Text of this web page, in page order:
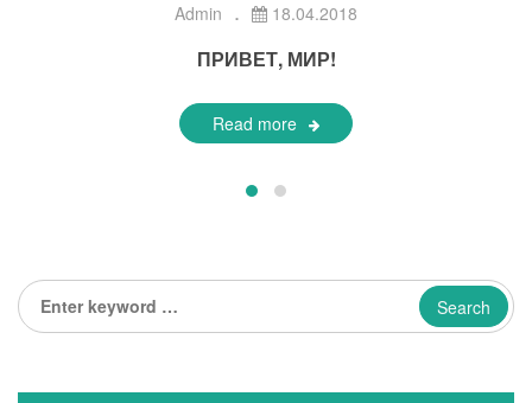
Admin 18.04.2018
ПРИВЕТ, МИР!
Read more
Enter
keyword